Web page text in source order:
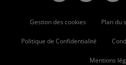
Gestion des cookies Plan du
Politique de Confidentialité
Mentions